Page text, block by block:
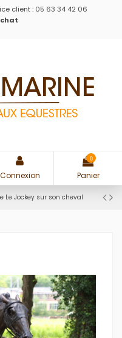
client : 05 63 34 42 06
Connexion
0
Panier
Le Jockey sur son cheval